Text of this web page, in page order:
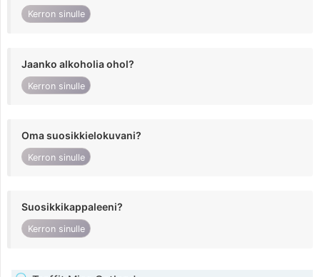
Kerron sinulle
Jaanko alkoholia ohol?
Kerron sinulle
Oma suosikkielokuvani?
Kerron sinulle
Suosikkikappaleeni?
Kerron sinulle